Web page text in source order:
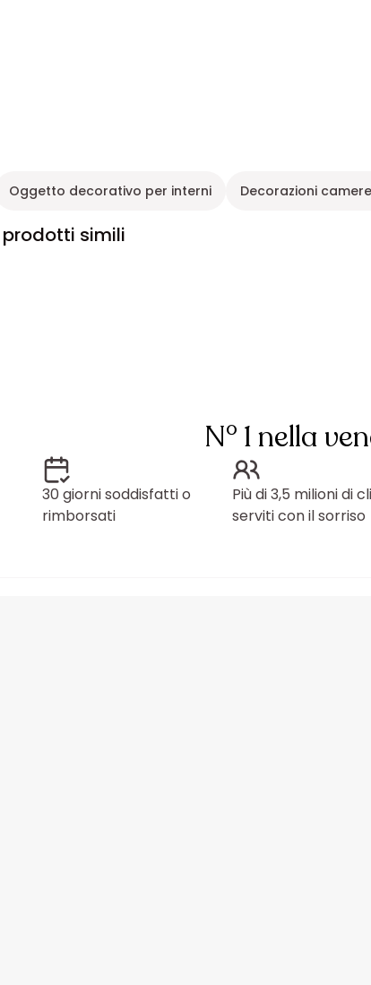
Oggetto decorativo per interni Decorazioni
simili
N° 1 nella
30 giorni soddisfatti o
rimborsati
Più di 3,5 milioni di
serviti con il sorriso